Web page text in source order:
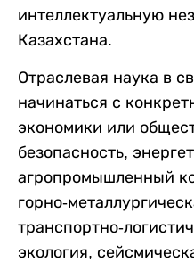
интеллектуальную
Казахстана.
Отраслевая наука в
начинаться с
экономики или
безопасность,
агропромышленный
горно-
транспортно-
экология,